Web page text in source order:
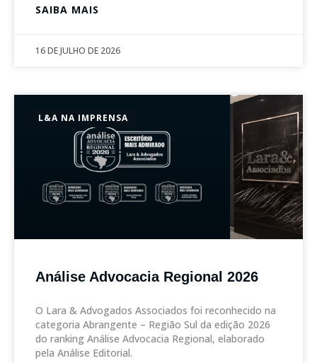
SAIBA MAIS
16 DE JULHO DE 2026
L&A NA IMPRENSA
Análise Advocacia Regional 2026
O Lara & Advogados Associados foi reconhecido na
categoria Abrangente – Região Sul da edição 2026
do ranking Análise Advocacia Regional, elaborado
pela Análise Editorial.